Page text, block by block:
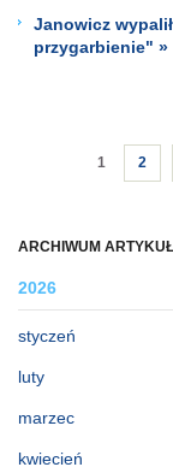
ARCHIWUM
2026
styczeń
luty
marzec
kwiecień
Janowicz
przygarbienie" »
1 2